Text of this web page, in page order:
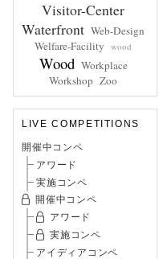
Visitor-Center
Waterfront Web-Design
Welfare-Facility wood
Wood Workplace
Workshop Zoo
LIVE COMPETITIONS
開催中コンペ
アワード
実施コンペ
開催中コンペ
アワード
実施コンペ
アイディアコンペ